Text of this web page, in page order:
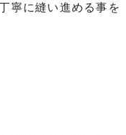
寧に縫い進める事を